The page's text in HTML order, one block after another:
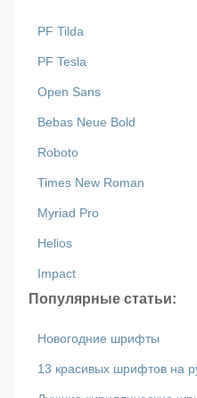
PF Tilda
PF Tesla
Open Sans
Bebas Neue Bold
Roboto
Times New Roman
Myriad Pro
Helios
Impact
Популярные статьи:
Новогодние шрифты
13 красивых шрифтов на